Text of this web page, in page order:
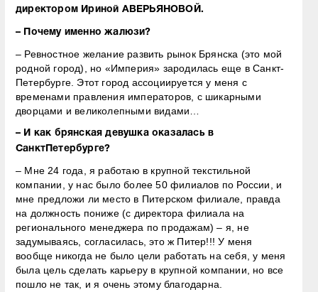
директором Ириной АВЕРЬЯНОВОЙ.
– Почему именно жалюзи?
– Ревностное желание развить рынок Брянска (это мой
родной город), но «Империя» зародилась еще в Санкт-
Петербурге. Этот город ассоциируется у меня с
временами правления императоров, с шикарными
дворцами и великолепными видами…
– И как брянская девушка оказалась в
СанктПетербурге?
– Мне 24 года, я работаю в крупной текстильной
компании, у нас было более 50 филиалов по России, и
мне предложи ли место в Питерском филиале, правда
на должность пониже (с директора филиала на
регионального менеджера по продажам) – я, не
задумываясь, согласилась, это ж Питер!!! У меня
вообще никогда не было цели работать на себя, у меня
была цель сделать карьеру в крупной компании, но все
пошло не так, и я очень этому благодарна.